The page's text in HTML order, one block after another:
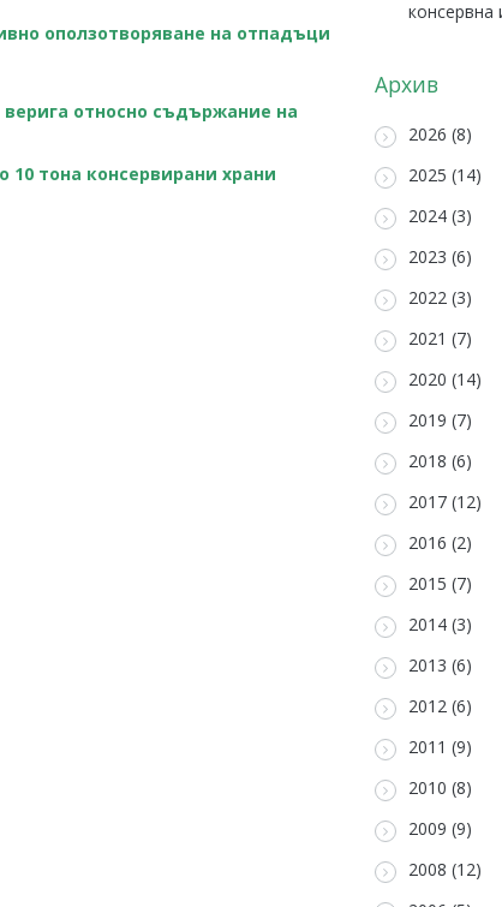
оползотворяване на отпадъци
относно съдържание на
10 тона консервирани храни
консервна
Архив
2026 (8)
2025 (14)
2024 (3)
2023 (6)
2022 (3)
2021 (7)
2020 (14)
2019 (7)
2018 (6)
2017 (12)
2016 (2)
2015 (7)
2014 (3)
2013 (6)
2012 (6)
2011 (9)
2010 (8)
2009 (9)
2008 (12)